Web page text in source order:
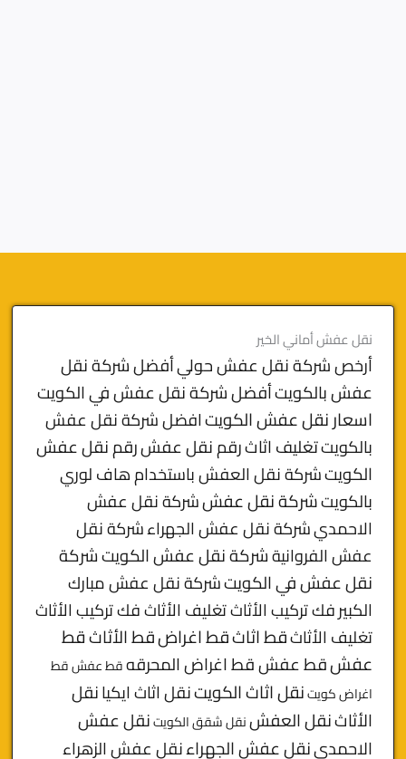
نقل عفش أماني الخير
أرخص شركة نقل عفش حوليأفضل شركة نقل
عفش بالكويتأفضل شركة نقل عفش في الكويت
اسعار نقل عفش الكويتافضل شركة نقل عفش
بالكويتتغليف اثاثرقم نقل عفشرقم نقل عفش
الكويتشركة نقل العفش باستخدام هاف لوري
بالكويتشركة نقل عفششركة نقل عفش
الاحمديشركة نقل عفش الجهراءشركة نقل
عفش الفروانيةشركة نقل عفش الكويتشركة
نقل عفش في الكويتشركة نقل عفش مبارك
الكبيرفك تركيب الأثاث تغليف الأثاث فك تركيب الأثاث
تغليف الأثاثقط اثاثقط اغراضقط الأثاثقط
عفشقط عفش قط اغراض المحرقهقط عفش قط
اغراض كويتنقل اثاث الكويتنقل اثاث ايكيانقل
الأثاثنقل العفشنقل شقق الكويتنقل عفش
الاحمدينقل عفش الجهراءنقل عفش الزهراء